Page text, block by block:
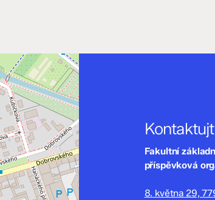
Fakultní
příspěvková
8. května 29,